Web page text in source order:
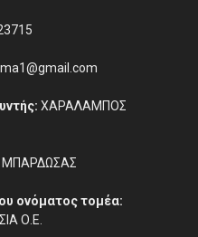
ΧΑΡΑΛΑΜΠΟΣ
ΜΠΑΡΔΩΣΑΣ
ονόματος τομέα:
Ο.Ε.